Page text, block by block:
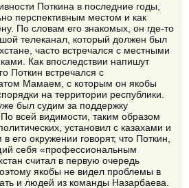
Поткина в последние годы,
перспективным местом и как
По словам его знакомых, он где-то
телеканал, который должен был
часто встречался с местными
Как впоследствии напишут
Поткин встречался с
Мамаем, с которым он якобы
на территории республики.
был судим за поддержку
всей видимости, таким образом
установил с казахами и
его окружении говорят, что Поткин,
себя «профессиональным
считал в первую очередь
якобы не видел проблемы в
и людей из команды Назарбаева.